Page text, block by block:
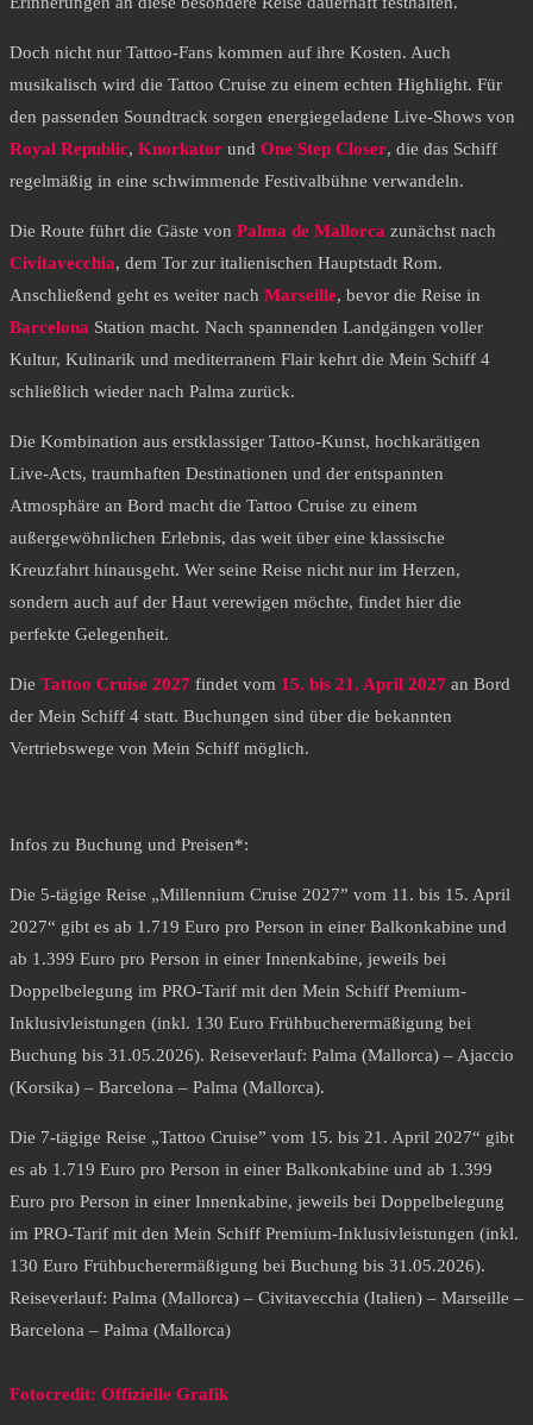
Doch nicht nur Tattoo-Fans kommen auf ihre Kosten. Auch
musikalisch wird die Tattoo Cruise zu einem echten Highlight. Für
den passenden Soundtrack sorgen energiegeladene Live-Shows von
Royal Republic, Knorkator und One Step Closer, die das Schiff
regelmäßig in eine schwimmende Festivalbühne verwandeln.
Die Route führt die Gäste von Palma de Mallorca zunächst nach
Civitavecchia, dem Tor zur italienischen Hauptstadt Rom.
Anschließend geht es weiter nach Marseille, bevor die Reise in
Barcelona Station macht. Nach spannenden Landgängen voller
Kultur, Kulinarik und mediterranem Flair kehrt die Mein Schiff 4
schließlich wieder nach Palma zurück.
Die Kombination aus erstklassiger Tattoo-Kunst, hochkarätigen
Live-Acts, traumhaften Destinationen und der entspannten
Atmosphäre an Bord macht die Tattoo Cruise zu einem
außergewöhnlichen Erlebnis, das weit über eine klassische
Kreuzfahrt hinausgeht. Wer seine Reise nicht nur im Herzen,
sondern auch auf der Haut verewigen möchte, findet hier die
perfekte Gelegenheit.
Die Tattoo Cruise 2027 findet vom 15. bis 21. April 2027 an Bord
der Mein Schiff 4 statt. Buchungen sind über die bekannten
Vertriebswege von Mein Schiff möglich.
Infos zu Buchung und Preisen*:
Die 5-tägige Reise „Millennium Cruise 2027” vom 11. bis 15. April
2027“ gibt es ab 1.719 Euro pro Person in einer Balkonkabine und
ab 1.399 Euro pro Person in einer Innenkabine, jeweils bei
Doppelbelegung im PRO-Tarif mit den Mein Schiff Premium-
Inklusivleistungen (inkl. 130 Euro Frühbucherermäßigung bei
Buchung bis 31.05.2026). Reiseverlauf: Palma (Mallorca) – Ajaccio
(Korsika) – Barcelona – Palma (Mallorca).
Die 7-tägige Reise „Tattoo Cruise” vom 15. bis 21. April 2027“ gibt
es ab 1.719 Euro pro Person in einer Balkonkabine und ab 1.399
Euro pro Person in einer Innenkabine, jeweils bei Doppelbelegung
im PRO-Tarif mit den Mein Schiff Premium-Inklusivleistungen (inkl.
130 Euro Frühbucherermäßigung bei Buchung bis 31.05.2026).
Reiseverlauf: Palma (Mallorca) – Civitavecchia (Italien) – Marseille –
Barcelona – Palma (Mallorca)
Fotocredit: Offizielle Grafik